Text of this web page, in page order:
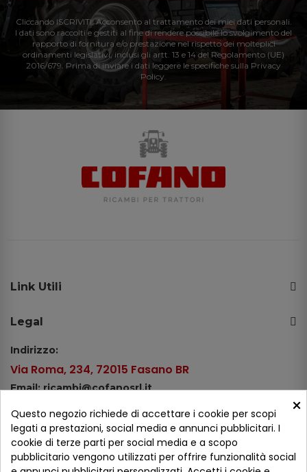
Cliccando ISCRIVITI: Acconsento al trattamento dei miei dati personali.
I dati sono raccolti e gestiti al fine di rendere possibile lo svolgimento del
rapporto di fornitura e/o prestazione nel rispetto dei molteplici
ordinamenti legislativi, inclusi gli artt. 13 e 14 del Regolamento (UE)
2016/679. Prima di inviare i dati leggere le specifiche sulla Privacy
Policy.
Link Utili
Legal
Indirizzo:
Via Roma, 234, 72015 Fasano BR
Email: ricambi@cofanosrl.it
Tel.: +39 080 44 13 478
WhatsApp: +39 334 98 51 100
×
Questo negozio richiede di accettare i cookie per scopi
legati a prestazioni, social media e annunci pubblicitari. I
cookie di terze parti per social media e a scopo
pubblicitario vengono utilizzati per offrire funzionalità social